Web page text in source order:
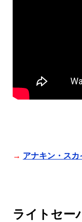
→ アナキン・ス
ライトセー